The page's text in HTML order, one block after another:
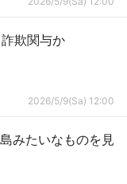
欺関与か
2026/5/9(Sa) 12:00
みたいなものを見